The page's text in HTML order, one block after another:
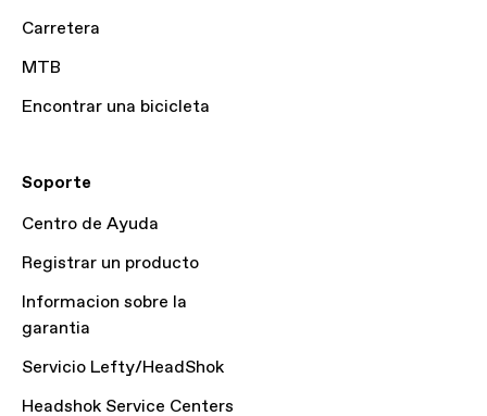
Carretera
MTB
Encontrar una bicicleta
Soporte
Centro de Ayuda
Registrar un producto
Informacion sobre la
garantia
Servicio Lefty/HeadShok
Headshok Service Centers